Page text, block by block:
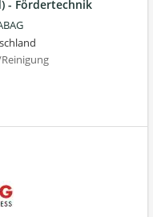
- Fördertechnik